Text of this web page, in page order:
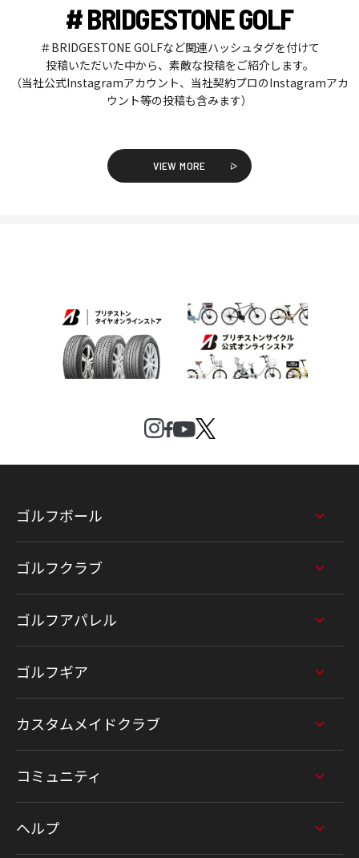
# BRIDGESTONE GOLF
＃BRIDGESTONE GOLFなど関連ハッシュタグを付けて
投稿いただいた中から、素敵な投稿をご紹介します。
（当社公式Instagramアカウント、当社契約プロのInstagramアカ
ウント等の投稿も含みます）
VIEW MORE
ゴルフボール
ゴルフクラブ
ゴルフアパレル
ゴルフギア
カスタムメイドクラブ
コミュニティ
ヘルプ